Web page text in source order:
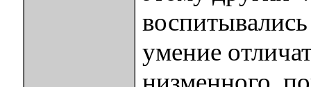
умение